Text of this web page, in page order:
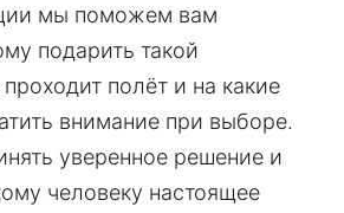
мы поможем вам
подарить такой
проходит полёт и на какие
внимание при выборе.
уверенное решение и
человеку настоящее